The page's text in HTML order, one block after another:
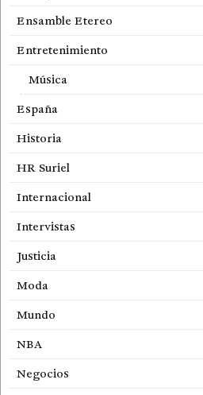
Ensamble Etereo
Entretenimiento
Música
España
Historia
HR Suriel
Internacional
Intervistas
Justicia
Moda
Mundo
NBA
Negocios